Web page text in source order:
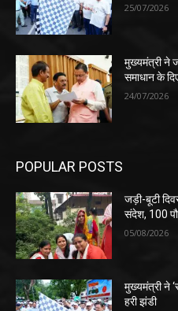
25/07/2026
मुख्यमंत्री ने
समाधान के
24/07/2026
POPULAR POSTS
जड़ी-बूटी
संदेश, 100
05/08/2026
मुख्यमंत्री ने
हरी झंडी